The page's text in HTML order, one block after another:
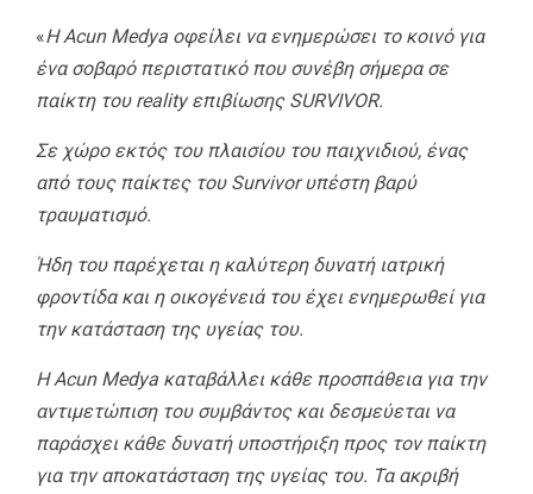
«Η Acun Medya οφείλει να ενημερώσει το κοινό για
ένα σοβαρό περιστατικό που συνέβη σήμερα σε
παίκτη του reality επιβίωσης SURVIVOR.
Σε χώρο εκτός του πλαισίου του παιχνιδιού, ένας
από τους παίκτες του Survivor υπέστη βαρύ
τραυματισμό.
Ήδη του παρέχεται η καλύτερη δυνατή ιατρική
φροντίδα και η οικογένειά του έχει ενημερωθεί για
την κατάσταση της υγείας του.
Η Acun Medya καταβάλλει κάθε προσπάθεια για την
αντιμετώπιση του συμβάντος και δεσμεύεται να
παράσχει κάθε δυνατή υποστήριξη προς τον παίκτη
για την αποκατάσταση της υγείας του. Τα ακριβή